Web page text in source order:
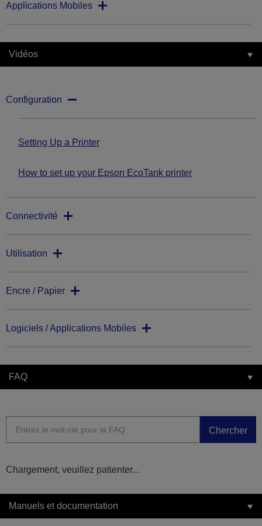
Applications Mobiles
Vidéos
Configuration
Setting Up a Printer
How to set up your Epson EcoTank printer
Connectivité
Utilisation
Encre / Papier
Logiciels / Applications Mobiles
FAQ
Chercher
Chargement, veuillez patienter...
Manuels et documentation